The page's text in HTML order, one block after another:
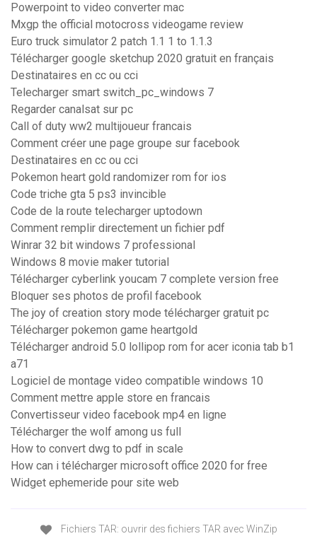
Powerpoint to video converter mac
Mxgp the official motocross videogame review
Euro truck simulator 2 patch 1.1 1 to 1.1.3
Télécharger google sketchup 2020 gratuit en français
Destinataires en cc ou cci
Telecharger smart switch_pc_windows 7
Regarder canalsat sur pc
Call of duty ww2 multijoueur francais
Comment créer une page groupe sur facebook
Destinataires en cc ou cci
Pokemon heart gold randomizer rom for ios
Code triche gta 5 ps3 invincible
Code de la route telecharger uptodown
Comment remplir directement un fichier pdf
Winrar 32 bit windows 7 professional
Windows 8 movie maker tutorial
Télécharger cyberlink youcam 7 complete version free
Bloquer ses photos de profil facebook
The joy of creation story mode télécharger gratuit pc
Télécharger pokemon game heartgold
Télécharger android 5.0 lollipop rom for acer iconia tab b1
a71
Logiciel de montage video compatible windows 10
Comment mettre apple store en francais
Convertisseur video facebook mp4 en ligne
Télécharger the wolf among us full
How to convert dwg to pdf in scale
How can i télécharger microsoft office 2020 for free
Widget ephemeride pour site web
Fichiers TAR: ouvrir des fichiers TAR avec WinZip